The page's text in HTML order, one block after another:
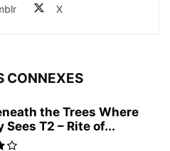
X
CONNEXES
the Trees Where
Sees T2 – Rite of...